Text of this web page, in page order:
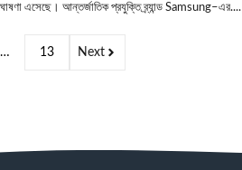
ঘোষণা এসেছে। আন্তর্জাতিক প্রযুক্তি ব্র্যান্ড Samsung–এর....
… 13 Next